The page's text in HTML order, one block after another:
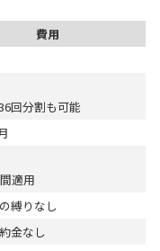
費用
回分割も可能
適用
縛りなし
金なし